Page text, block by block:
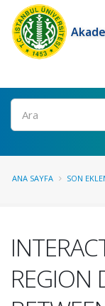
Ara
ANA SAYFA SON
REGION